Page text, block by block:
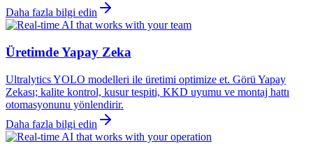
Daha fazla bilgi edin
Üretimde Yapay Zeka
Ultralytics YOLO modelleri ile üretimi optimize et. Görü Yapay
Zekası; kalite kontrol, kusur tespiti, KKD uyumu ve montaj hattı
otomasyonunu yönlendirir.
Daha fazla bilgi edin